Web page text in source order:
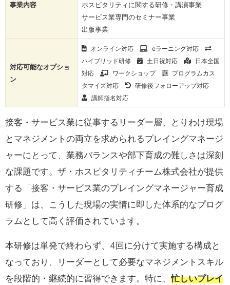
事業内容
ホスピタリティに関する研修・講演事業
サービス業専門のセミナー事業
出版事業
対応可能なオプショ
ン
オンライン対応
eラーニング対応
ハイブリッド研修
土日祝対応
日本全国
対応
ワークショップ
プログラムカス
タマイズ対応
研修後フォローアップ対応
講師指名対応
接客・サービス業に従事するリーダー層、とりわけ現場
とマネジメントの両立を求められるプレイングマネージ
ャーにとって、業務バランスや部下育成の難しさは深刻
な課題です。ザ・ホスピタリティチーム株式会社が提供
する「接客・サービス業のプレイングマネージャー育成
研修」は、こうした現場の実情に即した体系的なプログ
ラムとして高く評価されています。
本研修は単発で終わらず、4回に分けて実施する構成と
なっており、リーダーとして必要なマネジメントスキル
を段階的・継続的に習得できます。特に、忙しいプレイ